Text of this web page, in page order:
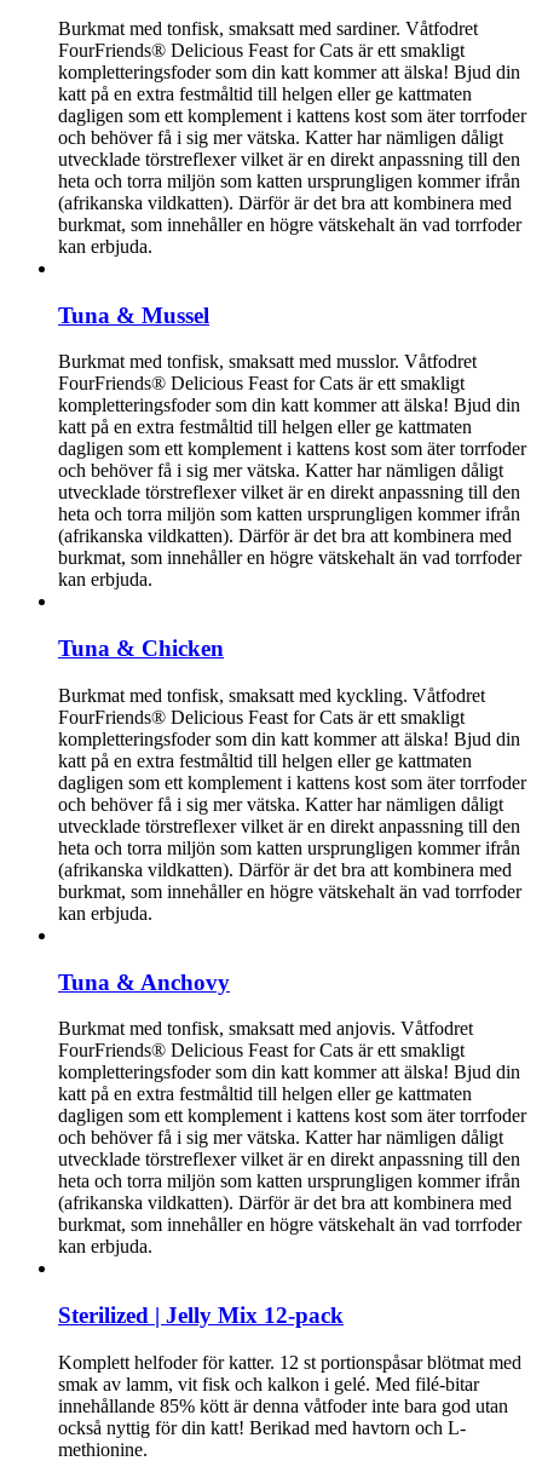
Burkmat med tonfisk, smaksatt med sardiner. Våtfodret
FourFriends® Delicious Feast for Cats är ett smakligt
kompletteringsfoder som din katt kommer att älska! Bjud din
katt på en extra festmåltid till helgen eller ge kattmaten
dagligen som ett komplement i kattens kost som äter torrfoder
och behöver få i sig mer vätska. Katter har nämligen dåligt
utvecklade törstreflexer vilket är en direkt anpassning till den
heta och torra miljön som katten ursprungligen kommer ifrån
(afrikanska vildkatten). Därför är det bra att kombinera med
burkmat, som innehåller en högre vätskehalt än vad torrfoder
kan erbjuda.
Tuna & Mussel
Burkmat med tonfisk, smaksatt med musslor. Våtfodret
FourFriends® Delicious Feast for Cats är ett smakligt
kompletteringsfoder som din katt kommer att älska! Bjud din
katt på en extra festmåltid till helgen eller ge kattmaten
dagligen som ett komplement i kattens kost som äter torrfoder
och behöver få i sig mer vätska. Katter har nämligen dåligt
utvecklade törstreflexer vilket är en direkt anpassning till den
heta och torra miljön som katten ursprungligen kommer ifrån
(afrikanska vildkatten). Därför är det bra att kombinera med
burkmat, som innehåller en högre vätskehalt än vad torrfoder
kan erbjuda.
Tuna & Chicken
Burkmat med tonfisk, smaksatt med kyckling. Våtfodret
FourFriends® Delicious Feast for Cats är ett smakligt
kompletteringsfoder som din katt kommer att älska! Bjud din
katt på en extra festmåltid till helgen eller ge kattmaten
dagligen som ett komplement i kattens kost som äter torrfoder
och behöver få i sig mer vätska. Katter har nämligen dåligt
utvecklade törstreflexer vilket är en direkt anpassning till den
heta och torra miljön som katten ursprungligen kommer ifrån
(afrikanska vildkatten). Därför är det bra att kombinera med
burkmat, som innehåller en högre vätskehalt än vad torrfoder
kan erbjuda.
Tuna & Anchovy
Burkmat med tonfisk, smaksatt med anjovis. Våtfodret
FourFriends® Delicious Feast for Cats är ett smakligt
kompletteringsfoder som din katt kommer att älska! Bjud din
katt på en extra festmåltid till helgen eller ge kattmaten
dagligen som ett komplement i kattens kost som äter torrfoder
och behöver få i sig mer vätska. Katter har nämligen dåligt
utvecklade törstreflexer vilket är en direkt anpassning till den
heta och torra miljön som katten ursprungligen kommer ifrån
(afrikanska vildkatten). Därför är det bra att kombinera med
burkmat, som innehåller en högre vätskehalt än vad torrfoder
kan erbjuda.
Sterilized | Jelly Mix 12-pack
Komplett helfoder för katter. 12 st portionspåsar blötmat med
smak av lamm, vit fisk och kalkon i gelé. Med filé-bitar
innehållande 85% kött är denna våtfoder inte bara god utan
också nyttig för din katt! Berikad med havtorn och L-
methionine.